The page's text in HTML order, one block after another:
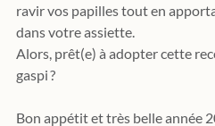
ravir vos papilles tout en
dans votre assiette.
Alors, prêt(e) à adopter cette
gaspi ?
Bon appétit et très belle année